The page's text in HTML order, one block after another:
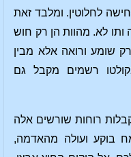
לחלוטין. ומלבד זאת
ותו לא. מהוות הן רק חוש
שומע ורואה אלא מבין
רשמים מקבל גם
רוחות שורשים אלה
בוקע ועולה מהאדמה,